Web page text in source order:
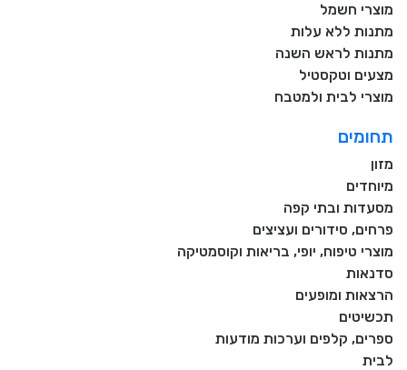
מוצרי חשמל
מתנות ללא עלות
מתנות לראש השנה
מצעים וטקסטיל
מוצרי לבית ולמטבח
תחומים
מזון
מיוחדים
מסעדות ובתי קפה
פרחים, סידורים ועציצים
מוצרי טיפוח, יופי, בריאות וקוסמטיקה
סדנאות
הרצאות ומופעים
תכשיטים
ספרים, קלפים וערכות מודעות
לבית